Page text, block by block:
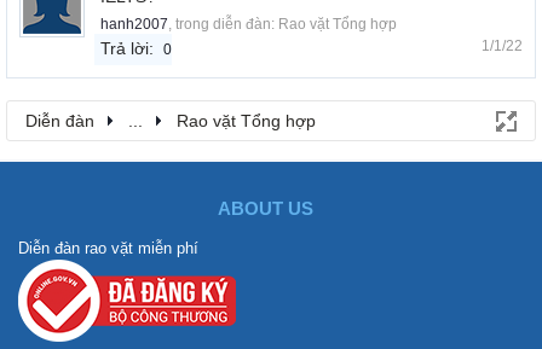
hanh2007, trong diễn đàn: Rao vặt Tổng hợp
Trả lời: 0 1/1/22
Diễn đàn ... Rao vặt Tổng hợp
ABOUT US
Diễn đàn rao vặt miễn phí